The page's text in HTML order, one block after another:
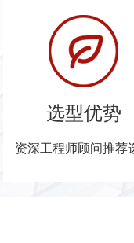
选型优势
资深工程师顾问推荐